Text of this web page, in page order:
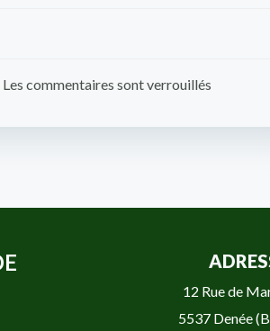
Les commentaires sont verrouillés
12 Rue de
5537 Denée